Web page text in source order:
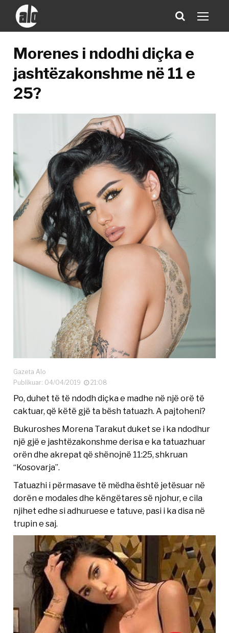
Morenes i ndodhi diçka e
jashtëzakonshme në 11 e
25?
Gazeta Alo
Publikuar: 04/04/2019
21:08
Po, duhet të të ndodh diçka e madhe në një orë të
caktuar, që këtë gjë ta bësh tatuazh. A pajtoheni?
Bukuroshes Morena Tarakut duket se i ka ndodhur
një gjë e jashtëzakonshme derisa e ka tatuazhuar
orën dhe akrepat që shënojnë 11:25, shkruan
“Kosovarja”.
Tatuazhi i përmasave të mëdha është jetësuar në
dorën e modales dhe këngëtares së njohur, e cila
njihet edhe si adhuruese e tatuve, pasi i ka disa në
trupin e saj.